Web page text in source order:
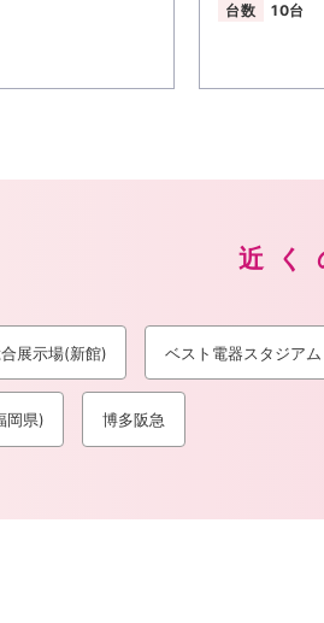
台数
10台
近く
展示場(新館) ベスト電器スタジアム
岡県) 博多阪急